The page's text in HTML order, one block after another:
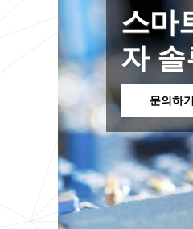
스마
자
문의하기